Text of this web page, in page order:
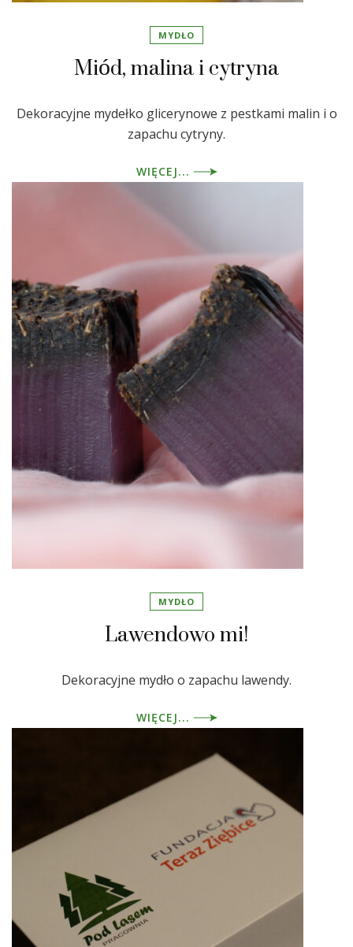
MYDŁO
Miód, malina i cytryna
Dekoracyjne mydełko glicerynowe z pestkami malin i o
zapachu cytryny.
WIĘCEJ...
MYDŁO
Lawendowo mi!
Dekoracyjne mydło o zapachu lawendy.
WIĘCEJ...